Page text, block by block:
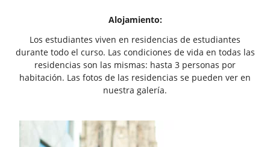
Alojamiento:
Los estudiantes viven en residencias de estudiantes
durante todo el curso. Las condiciones de vida en todas las
residencias son las mismas: hasta 3 personas por
habitación. Las fotos de las residencias se pueden ver en
nuestra galería.